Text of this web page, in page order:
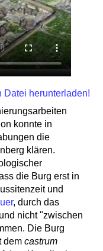
Datei herunterladen!
konnte in
die
klären.
die Burg erst in
und
, durch das
nicht "zwischen
Die Burg
dem castrum